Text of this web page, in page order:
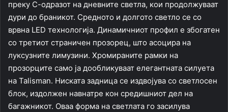
преку С-одразот на дневните светла, кои продолжуваат
дури до браникот. Средното и долгото светло се со
врвна LED технологија. Динамичниот профил е збогатен
со третиот страничен прозорец, што асоцира на
луксузните лимузини. Хромираните рамки на
прозорците само ја дообликуваат елегантната силуета
на Talisman. Ниската задница се издвојува со светлосен
блок, издолжен навнатре кон средишниот дел на
багажникот. Оваа форма на светлата го засилува